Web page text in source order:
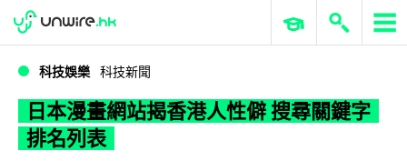
WWDC 2026 ERP 與商業 AI
科技娛樂 科技新聞
日本漫畫網站揭香港人性僻 搜尋關鍵字
排名列表